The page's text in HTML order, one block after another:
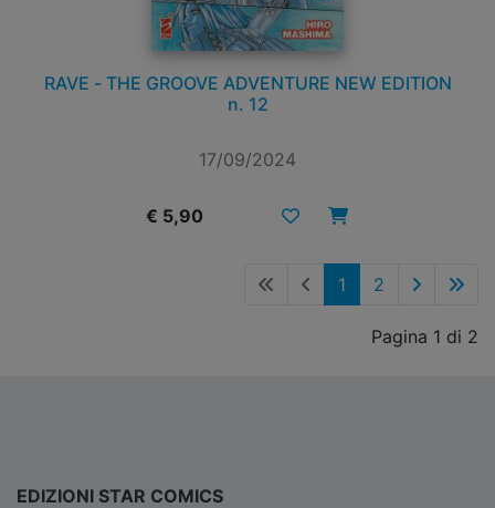
RAVE - THE GROOVE ADVENTURE NEW EDITION
n. 12
17/09/2024
€ 5,90
1 2
Pagina 1 di 2
EDIZIONI STAR COMICS